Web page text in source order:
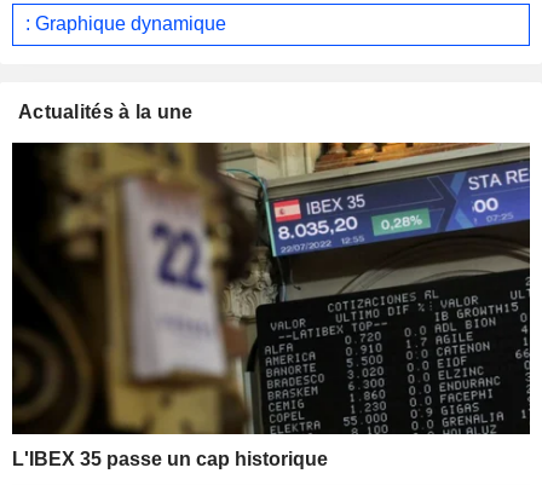
: Graphique dynamique
Actualités à la une
L'IBEX 35 passe un cap historique